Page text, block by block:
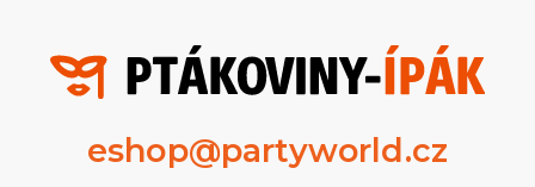
eshop@partyworld.cz